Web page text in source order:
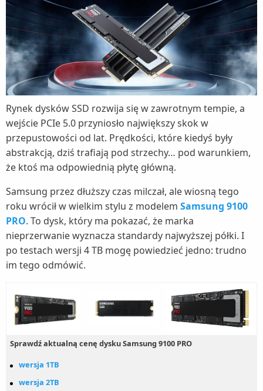
Rynek dysków SSD rozwija się w zawrotnym tempie, a
wejście PCIe 5.0 przyniosło największy skok w
przepustowości od lat. Prędkości, które kiedyś były
abstrakcją, dziś trafiają pod strzechy… pod warunkiem,
że ktoś ma odpowiednią płytę główną.
Samsung przez dłuższy czas milczał, ale wiosną tego
roku wrócił w wielkim stylu z modelem Samsung 9100
PRO. To dysk, który ma pokazać, że marka
nieprzerwanie wyznacza standardy najwyższej półki. I
po testach wersji 4 TB mogę powiedzieć jedno: trudno
im tego odmówić.
Sprawdź aktualną cenę dysku Samsung 9100 PRO
wersja 1TB
wersja 2TB